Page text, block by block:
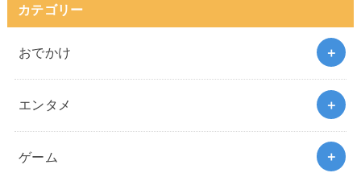
カテゴリー
おでかけ
エンタメ
ゲーム